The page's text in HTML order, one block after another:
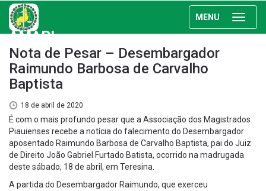
MENU
AMAPI
Nota de Pesar – Desembargador
Raimundo Barbosa de Carvalho
Baptista
18 de abril de 2020
É com o mais profundo pesar que a Associação dos Magistrados
Piauienses recebe a notícia do falecimento do Desembargador
aposentado Raimundo Barbosa de Carvalho Baptista, pai do Juiz
de Direito João Gabriel Furtado Batista, ocorrido na madrugada
deste sábado, 18 de abril, em Teresina.
A partida do Desembargador Raimundo, que exerceu